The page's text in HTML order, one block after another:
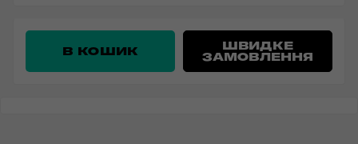
В КОШИК ШВИДКЕ
ЗАМОВЛЕННЯ